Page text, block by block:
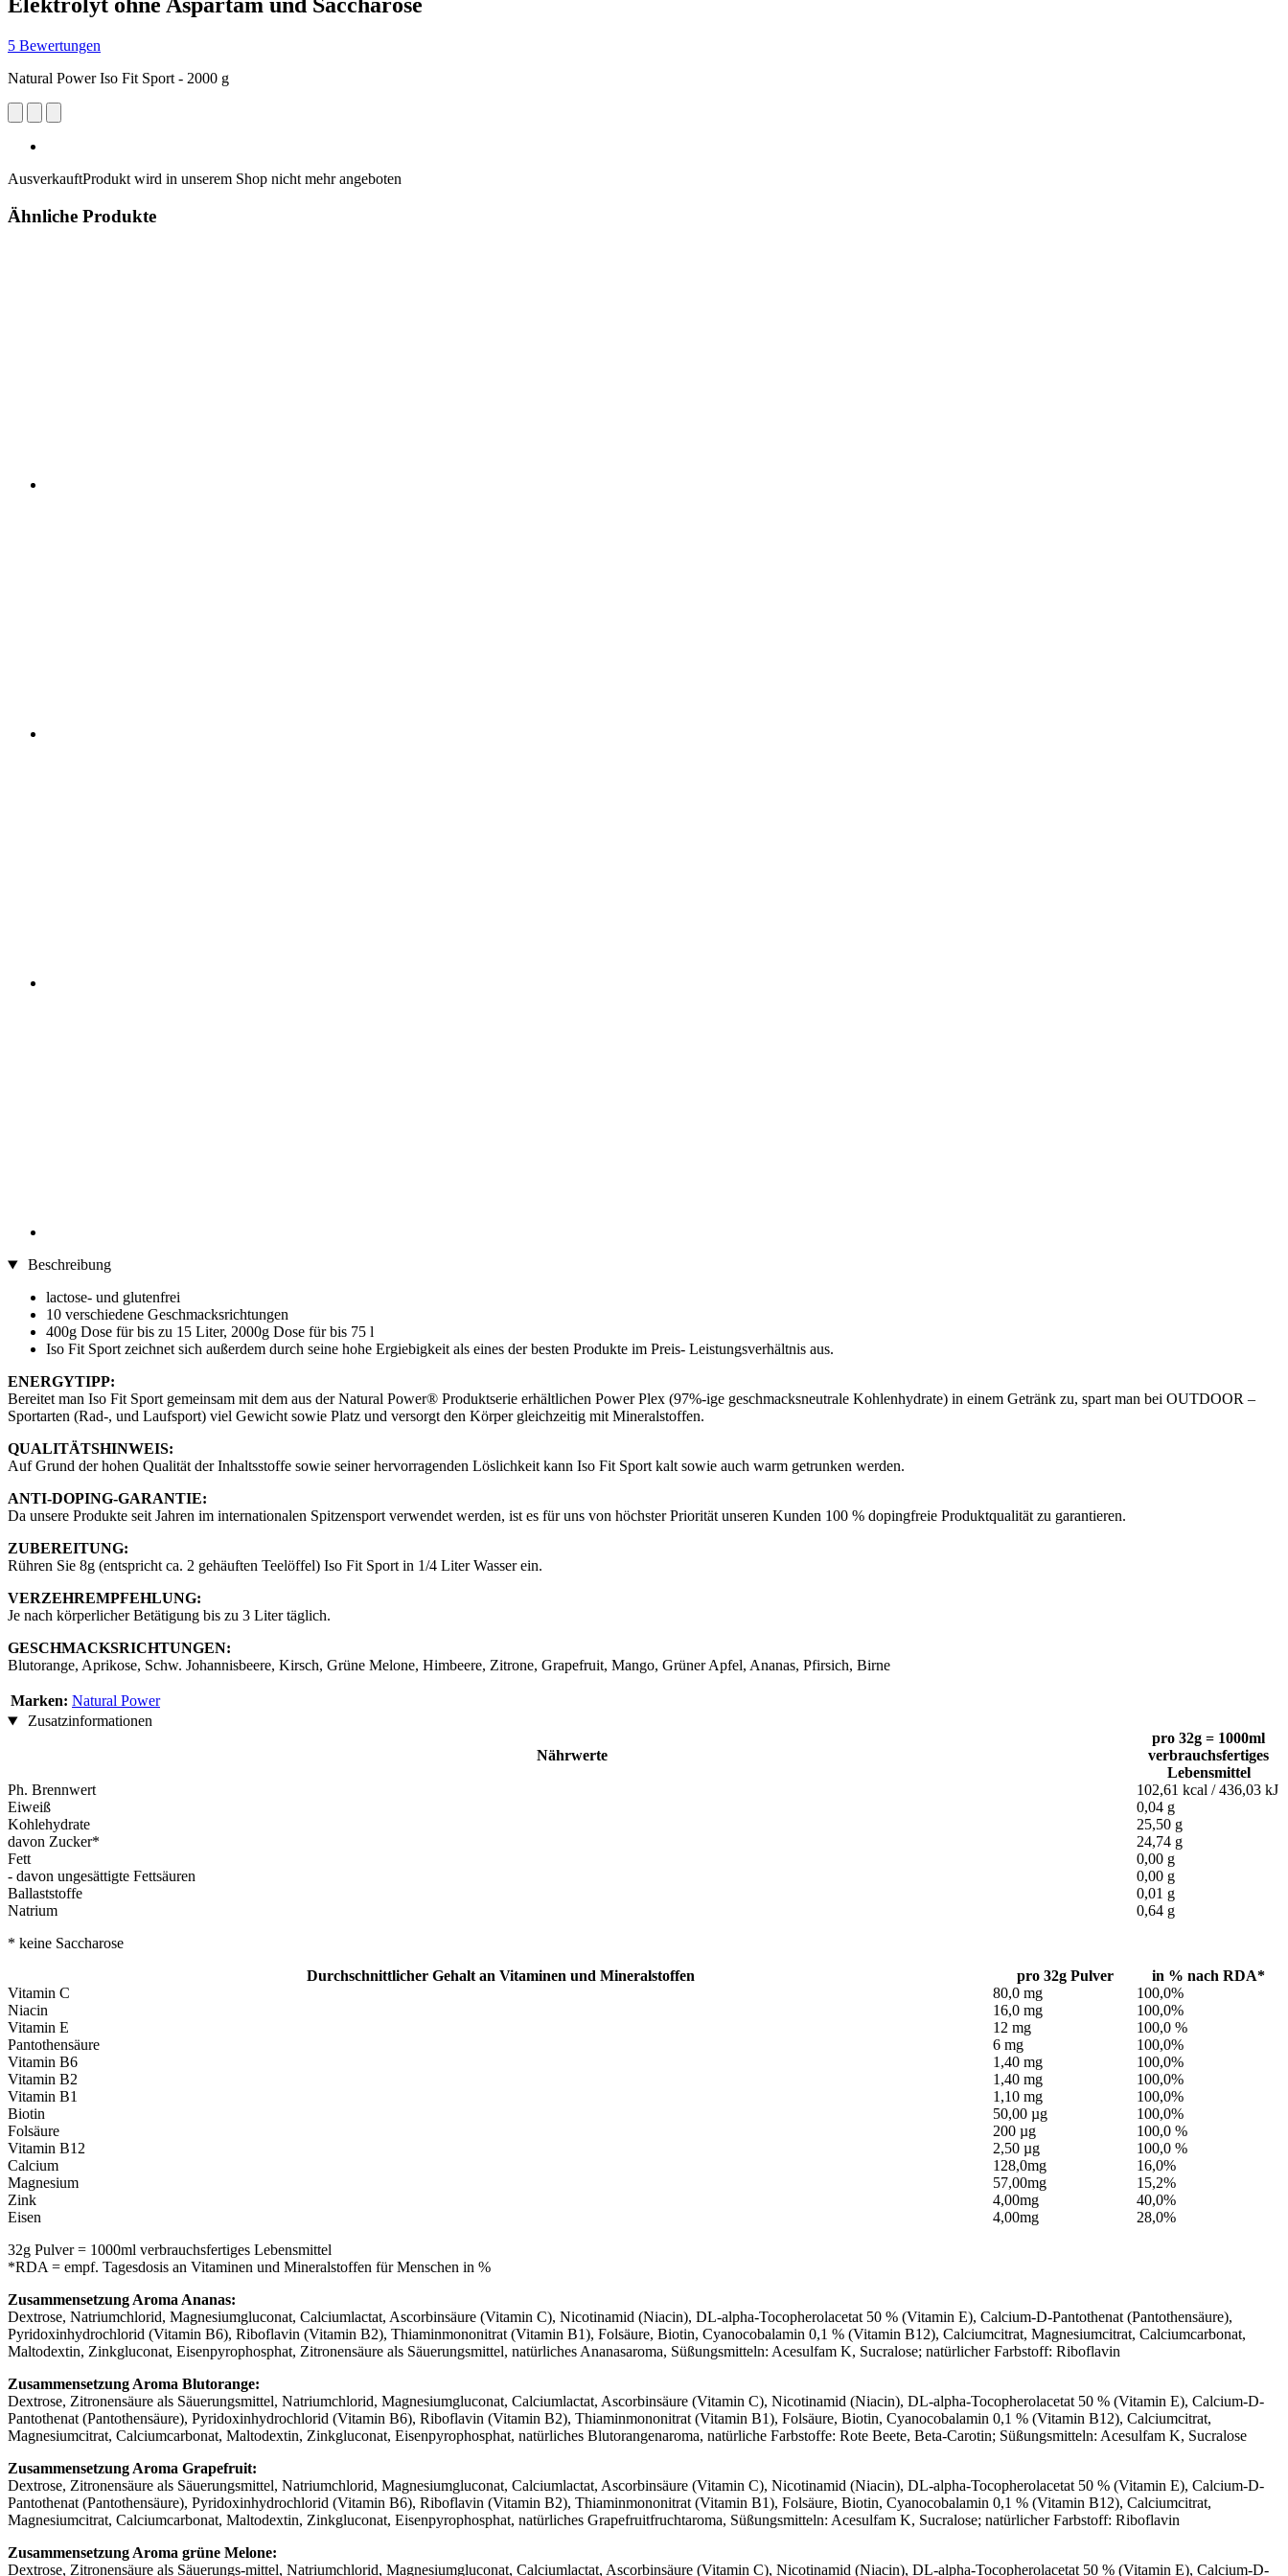
5 Bewertungen
Natural Power Iso Fit Sport - 2000 g
AusverkauftProdukt wird in unserem Shop nicht mehr angeboten
Ähnliche Produkte
Beschreibung
​lactose- und glutenfrei
10 verschiedene Geschmacksrichtungen
400g Dose für bis zu 15 Liter, 2000g Dose für bis 75 l
Iso Fit Sport zeichnet sich außerdem durch seine hohe Ergiebigkeit als eines der besten Produkte im Preis- Leistungsverhältnis aus.
ENERGYTIPP:
Bereitet man Iso Fit Sport gemeinsam mit dem aus der Natural Power® Produktserie erhältlichen Power Plex (97%-ige geschmacksneutrale Kohlenhydrate) in einem Getränk zu, spart man bei OUTDOOR –
Sportarten (Rad-, und Laufsport) viel Gewicht sowie Platz und versorgt den Körper gleichzeitig mit Mineralstoffen.
QUALITÄTSHINWEIS:
Auf Grund der hohen Qualität der Inhaltsstoffe sowie seiner hervorragenden Löslichkeit kann Iso Fit Sport kalt sowie auch warm getrunken werden.
ANTI-DOPING-GARANTIE:
Da unsere Produkte seit Jahren im internationalen Spitzensport verwendet werden, ist es für uns von höchster Priorität unseren Kunden 100 % dopingfreie Produktqualität zu garantieren.
ZUBEREITUNG:
Rühren Sie 8g (entspricht ca. 2 gehäuften Teelöffel) Iso Fit Sport in 1/4 Liter Wasser ein.
VERZEHREMPFEHLUNG:
Je nach körperlicher Betätigung bis zu 3 Liter täglich.
GESCHMACKSRICHTUNGEN:
Blutorange, Aprikose, Schw. Johannisbeere, Kirsch, Grüne Melone, Himbeere, Zitrone, Grapefruit, Mango, Grüner Apfel, Ananas, Pfirsich, Birne
Marken: Natural Power
Zusatzinformationen
Nährwerte
pro 32g = 1000ml
verbrauchsfertiges
Lebensmittel
Ph. Brennwert
102,61 kcal / 436,03 kJ
Eiweiß
0,04 g
Kohlehydrate
25,50 g
davon Zucker*
24,74 g
Fett
- davon ungesättigte Fettsäuren
0,00 g
0,00 g
Ballaststoffe
0,01 g
Natrium
0,64 g
* keine Saccharose
Durchschnittlicher Gehalt an Vitaminen und Mineralstoffen
pro 32g Pulver
in % nach RDA*
Vitamin C
80,0 mg
100,0%
Niacin
16,0 mg
100,0%
Vitamin E
12 mg
100,0 %
Pantothensäure
6 mg
100,0%
Vitamin B6
1,40 mg
100,0%
Vitamin B2
1,40 mg
100,0%
Vitamin B1
1,10 mg
100,0%
Biotin
50,00 µg
100,0%
Folsäure
200 µg
100,0 %
Vitamin B12
2,50 µg
100,0 %
Calcium
128,0mg
16,0%
Magnesium
57,00mg
15,2%
Zink
4,00mg
40,0%
Eisen
4,00mg
28,0%
32g Pulver = 1000ml verbrauchsfertiges Lebensmittel
*RDA = empf. Tagesdosis an Vitaminen und Mineralstoffen für Menschen in %
Zusammensetzung Aroma Ananas:
Dextrose, Natriumchlorid, Magnesiumgluconat, Calciumlactat, Ascorbinsäure (Vitamin C), Nicotinamid (Niacin), DL-alpha-Tocopherolacetat 50 % (Vitamin E), Calcium-D-Pantothenat (Pantothensäure),
Pyridoxinhydrochlorid (Vitamin B6), Riboflavin (Vitamin B2), Thiaminmononitrat (Vitamin B1), Folsäure, Biotin, Cyanocobalamin 0,1 % (Vitamin B12), Calciumcitrat, Magnesiumcitrat, Calciumcarbonat,
Maltodextin, Zinkgluconat, Eisenpyrophosphat, Zitronensäure als Säuerungsmittel, natürliches Ananasaroma, Süßungsmitteln: Acesulfam K, Sucralose; natürlicher Farbstoff: Riboflavin
Zusammensetzung Aroma Blutorange:
Dextrose, Zitronensäure als Säuerungsmittel, Natriumchlorid, Magnesiumgluconat, Calciumlactat, Ascorbinsäure (Vitamin C), Nicotinamid (Niacin), DL-alpha-Tocopherolacetat 50 % (Vitamin E), Calcium-D-
Pantothenat (Pantothensäure), Pyridoxinhydrochlorid (Vitamin B6), Riboflavin (Vitamin B2), Thiaminmononitrat (Vitamin B1), Folsäure, Biotin, Cyanocobalamin 0,1 % (Vitamin B12), Calciumcitrat,
Magnesiumcitrat, Calciumcarbonat, Maltodextin, Zinkgluconat, Eisenpyrophosphat, natürliches Blutorangenaroma, natürliche Farbstoffe: Rote Beete, Beta-Carotin; Süßungsmitteln: Acesulfam K, Sucralose
Zusammensetzung Aroma Grapefruit:
Dextrose, Zitronensäure als Säuerungsmittel, Natriumchlorid, Magnesiumgluconat, Calciumlactat, Ascorbinsäure (Vitamin C), Nicotinamid (Niacin), DL-alpha-Tocopherolacetat 50 % (Vitamin E), Calcium-D-
Pantothenat (Pantothensäure), Pyridoxinhydrochlorid (Vitamin B6), Riboflavin (Vitamin B2), Thiaminmononitrat (Vitamin B1), Folsäure, Biotin, Cyanocobalamin 0,1 % (Vitamin B12), Calciumcitrat,
Magnesiumcitrat, Calciumcarbonat, Maltodextin, Zinkgluconat, Eisenpyrophosphat, natürliches Grapefruitfruchtaroma, Süßungsmitteln: Acesulfam K, Sucralose; natürlicher Farbstoff: Riboflavin
Zusammensetzung Aroma grüne Melone:
Dextrose, Zitronensäure als Säuerungs-mittel, Natriumchlorid, Magnesiumgluconat, Calciumlactat, Ascorbinsäure (Vitamin C), Nicotinamid (Niacin), DL-alpha-Tocopherolacetat 50 % (Vitamin E), Calcium-D-